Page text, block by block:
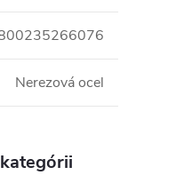
Nerezová ocel